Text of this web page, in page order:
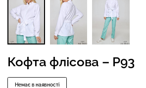
Кофта флісова – P93
Немає в наявності